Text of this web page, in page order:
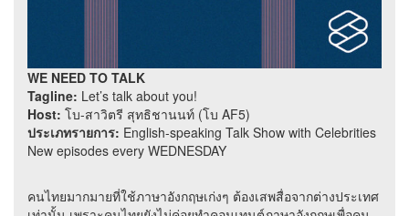
WE NEED TO TALK
Tagline: Let’s talk about you!
Host: โบ-สาวิตรี สุทธิชานนท์ (โบ AF5)
ประเภทรายการ: English-speaking Talk Show with Celebrities
New episodes every WEDNESDAY
คนไทยมากมายที่ใช้ภาษาอังกฤษเก่งๆ ต้องเสพสื่อจากต่างประเทศ